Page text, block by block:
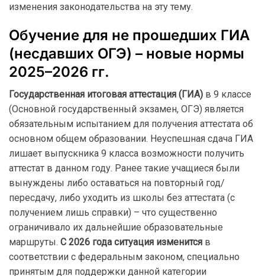
изменения законодательства на эту тему.
Обучение для не прошедших ГИА
(несдавших ОГЭ) – новые нормы
2025–2026 гг.
Государственная итоговая аттестация (ГИА) в 9 классе
(Основной государственный экзамен, ОГЭ) является
обязательным испытанием для получения аттестата об
основном общем образовании. Неуспешная сдача ГИА
лишает выпускника 9 класса возможности получить
аттестат в данном году. Ранее такие учащиеся были
вынуждены либо оставаться на повторный год/
пересдачу, либо уходить из школы без аттестата (с
получением лишь справки) – что существенно
ограничивало их дальнейшие образовательные
маршруты. С 2026 года ситуация изменится в
соответствии с федеральным законом, специально
принятым для поддержки данной категории